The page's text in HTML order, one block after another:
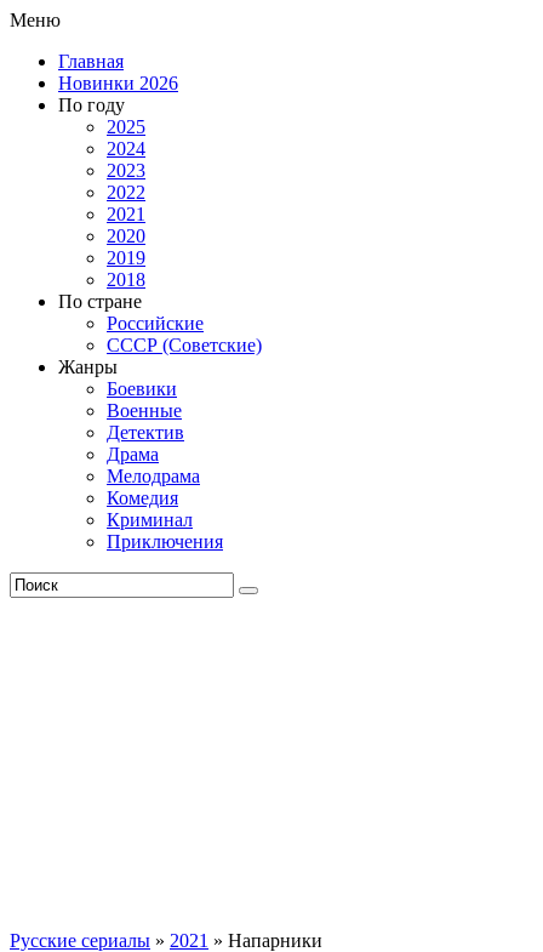
Меню
Главная
Новинки 2026
По году
2025
2024
2023
2022
2021
2020
2019
2018
По стране
Российские
СССР (Советские)
Жанры
Боевики
Военные
Детектив
Драма
Мелодрама
Комедия
Криминал
Приключения
Русские сериалы » 2021 » Напарники